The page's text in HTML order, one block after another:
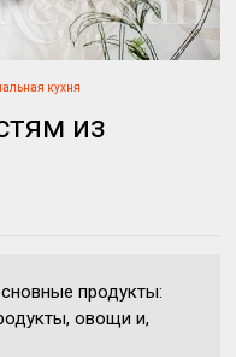
кухня
из
продукты:
овощи и,